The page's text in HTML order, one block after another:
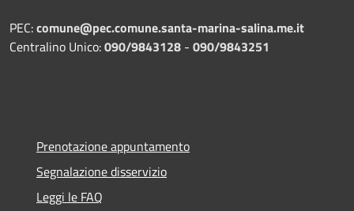
PEC:comune@pec.comune.santa-marina-salina.me.it
Centralino Unico:090/9843128 - 090/9843251
Prenotazione appuntamento
Segnalazione disservizio
Leggi le FAQ